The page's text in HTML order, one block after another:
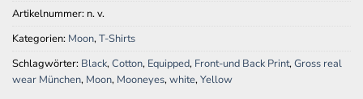
Artikelnummer: n. v.
Kategorien: Moon,T-Shirts
Schlagwörter: Black,Cotton, Equipped, Front-und Back Print,Gross real
wear München, Moon, Mooneyes,white,Yellow